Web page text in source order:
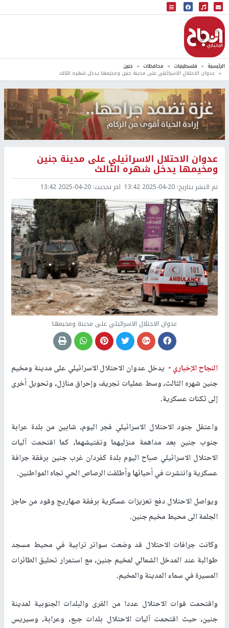
البث المباشر
إذاعة النجاح
الرئيسية فلسطينيات محافظات جنين
عدوان الاحتلال الاسرائيلي على مدينة جنين ومخيمها يدخل شهره الثالث
عدوان الاحتلال الاسرائيلي على مدينة جنين
ومخيمها يدخل شهره الثالث
تم النشر بتاريخ: 2025-04-20 13:42 اخر تحديث: 2025-04-20 13:42
عدوان الاحتلال الاسرائيلي على مدينة ومخيمها
النجاح الإخباري - يدخل عدوان الاحتلال الاسرائيلي على مدينة ومخيم
جنين شهره الثالث، وسط عمليات تجريف وإحراق منازل، وتحويل أخرى
إلى ثكنات عسكرية.
واعتقل جنود الاحتلال الاسرائيلي فجر اليوم، شابين من بلدة عرابة
جنوب جنين بعد مداهمة منزليهما وتفتيشهما، كما اقتحمت آليات
الاحتلال الاسرائيلي صباح اليوم بلدة كفردان غرب جنين برفقة جرافة
عسكرية وانتشرت في أحيائها وأطلقت الرصاص الحي تجاه المواطنين.
ويواصل الاحتلال دفع تعزيزات عسكرية برفقة صهاريج وقود من حاجز
الجلمة الى محيط مخيم جنين.
وكانت جرافات الاحتلال قد وضعت سواتر ترابية في محيط مسجد
طوالبة عند المدخل الشمالي لمخيم جنين، مع استمرار تحليق الطائرات
المسيرة في سماء المدينة والمخيم.
واقتحمت قوات الاحتلال عددا من القرى والبلدات الجنوبية لمدينة
جنين، حيث اقتحمت آليات الاحتلال بلدات جبع، وعرابة، وسيريس